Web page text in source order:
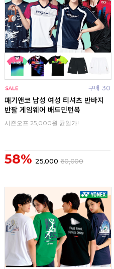
구매 30
패기앤코 남성 여성 티셔츠 반바지
반팔 게임웨어 배드민턴복
시즌오프 25,000원 균일가!
58% 25,000 60,000